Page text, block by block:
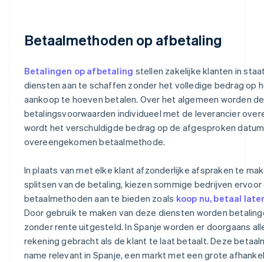
Betaalmethoden op afbetaling
Betalingen op afbetaling stellen zakelijke klanten in
diensten aan te schaffen zonder het volledige bedrag op
aankoop te hoeven betalen. Over het algemeen worden de
betalingsvoorwaarden individueel met de leverancier
wordt het verschuldigde bedrag op de afgesproken
overeengekomen betaalmethode.
In plaats van met elke klant afzonderlijke afspraken te
splitsen van de betaling, kiezen sommige bedrijven ervoor
betaalmethoden aan te bieden zoals koop nu, betaal
Door gebruik te maken van deze diensten worden
zonder rente uitgesteld. In Spanje worden er doorgaans
rekening gebracht als de klant te laat betaalt. Deze
name relevant in Spanje, een markt met een grote